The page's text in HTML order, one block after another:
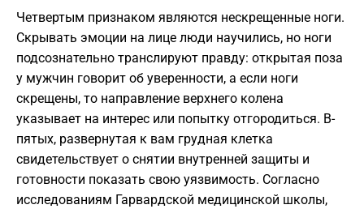
Четвертым признаком являются нескрещенные ноги.
Скрывать эмоции на лице люди научились, но ноги
подсознательно транслируют правду: открытая поза
у мужчин говорит об уверенности, а если ноги
скрещены, то направление верхнего колена
указывает на интерес или попытку отгородиться. В-
пятых, развернутая к вам грудная клетка
свидетельствует о снятии внутренней защиты и
готовности показать свою уязвимость. Согласно
исследованиям Гарвардской медицинской школы,